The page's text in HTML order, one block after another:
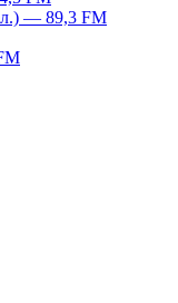
— 89,3 FM